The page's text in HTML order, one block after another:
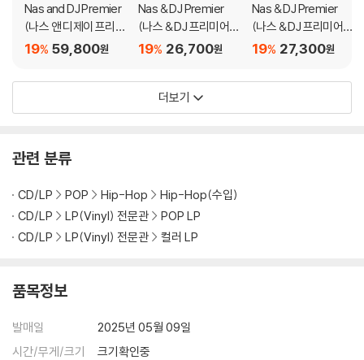
Nas and DJ Premier
(나스 앤 디제이 프리미
어) - Light-Years [2
59,800원
19%
Nas & DJ Premier
(나스 & DJ 프리미어)
- Light-Years [카세
26,700원
19%
Nas & DJ Premier
(나스 & DJ 프리미어)
- Light - Years [카세
27,300원
19%
더보기
관련 분류
CD/LP POP Hip-Hop
Hip-Hop(수입)
CD/LP
LP(Vinyl) 전문관
POP LP
CD/LP
LP(Vinyl) 전문관 컬러 LP
품목정보
발매일
2025년 05월 09일
시간/무게/크기
크기확인중